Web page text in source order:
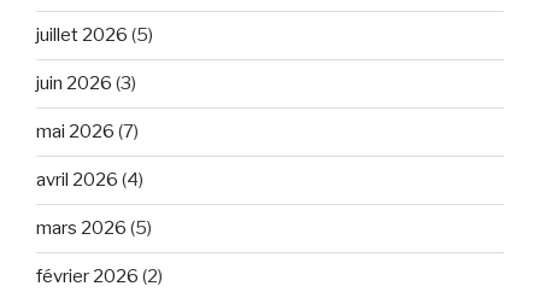
juillet 2026 (5)
juin 2026 (3)
mai 2026 (7)
avril 2026 (4)
mars 2026 (5)
février 2026 (2)